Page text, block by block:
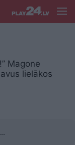
Magone
lielākos